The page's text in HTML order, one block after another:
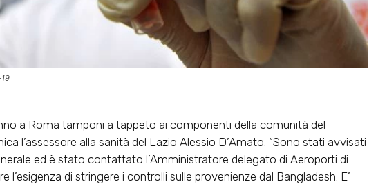
a Roma tamponi a tappeto ai componenti della comunità del
l’assessore alla sanità del Lazio Alessio D’Amato. “Sono stati avvisati
ed è stato contattato l’Amministratore delegato di Aeroporti di
l’esigenza di stringere i controlli sulle provenienze dal Bangladesh. E’